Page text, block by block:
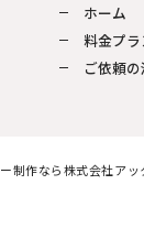
ホーム
料金プラ
ご依頼
制作なら株式会社ア